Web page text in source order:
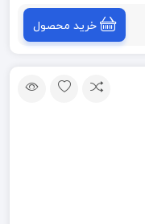
خرید محصول